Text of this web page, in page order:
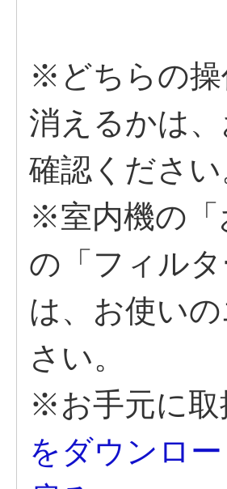
※どちらの操
消えるかは
確認ください
※室内機の「
の「フィル
は、お使い
さい。
※お手元に取
をダウンロー